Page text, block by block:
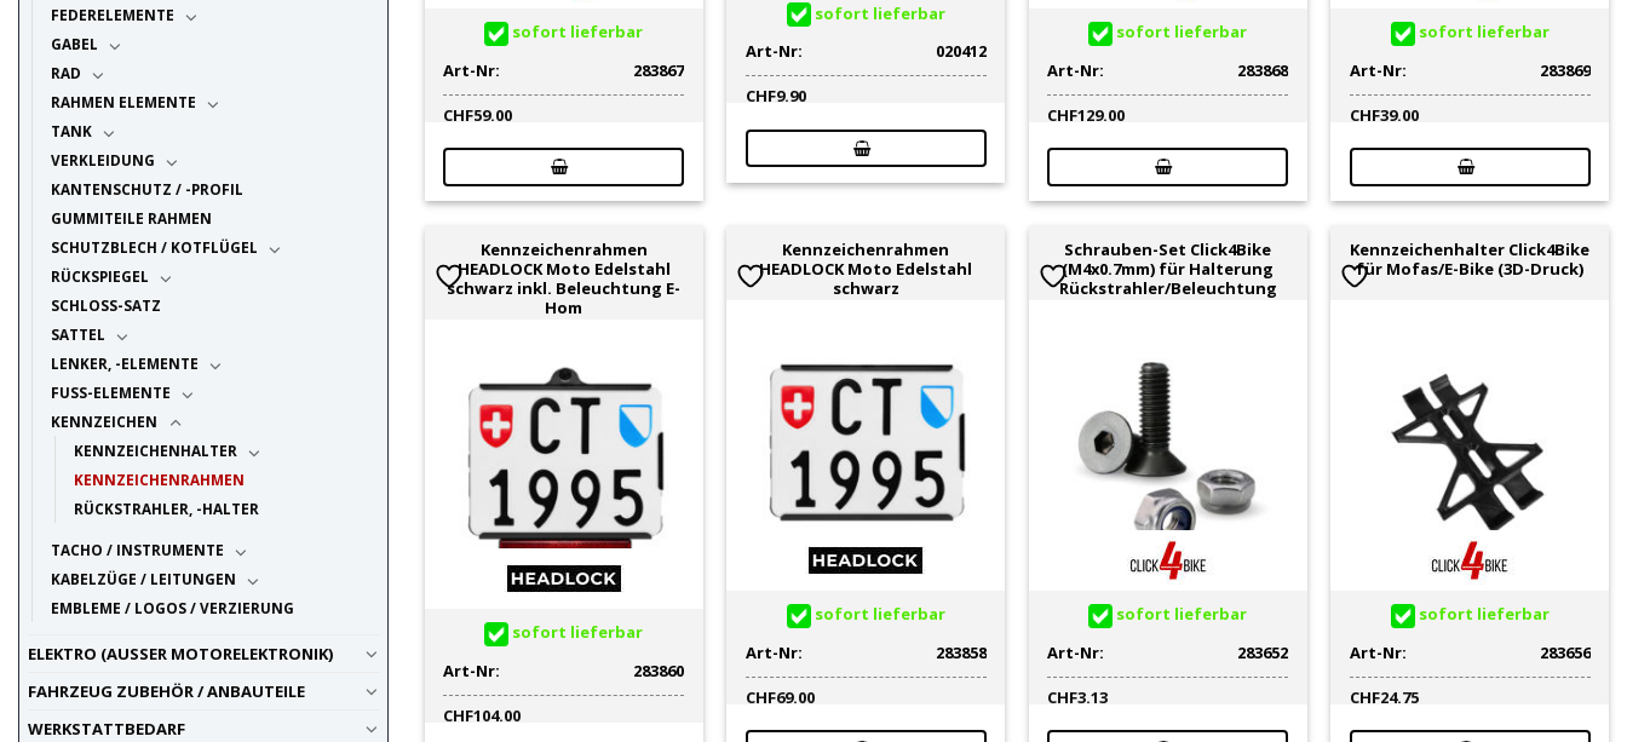
FEDERELEMENTE
GABEL
RAD
RAHMEN ELEMENTE
TANK
VERKLEIDUNG
KANTENSCHUTZ / -PROFIL
GUMMITEILE RAHMEN
SCHUTZBLECH / KOTFLÜGEL
RÜCKSPIEGEL
SCHLOSS-SATZ
SATTEL
LENKER, -ELEMENTE
FUSS-ELEMENTE
KENNZEICHEN
KENNZEICHENHALTER
KENNZEICHENRAHMEN
RÜCKSTRAHLER, -HALTER
TACHO / INSTRUMENTE
KABELZÜGE / LEITUNGEN
EMBLEME / LOGOS / VERZIERUNG
ELEKTRO (AUSSER MOTORELEKTRONIK)
FAHRZEUG ZUBEHÖR / ANBAUTEILE
WERKSTATTBEDARF
sofort lieferbar
Art-Nr:
283867
CHF59.00
sofort lieferbar
Art-Nr:
020412
CHF9.90
sofort lieferbar
Art-Nr:
283868
CHF129.00
sofort lieferbar
Art-Nr:
283869
CHF39.00
Kennzeichenrahmen
HEADLOCK Moto Edelstahl
schwarz inkl. Beleuchtung E-
Hom
sofort lieferbar
Art-Nr:
283860
CHF104.00
Kennzeichenrahmen
HEADLOCK Moto Edelstahl
schwarz
sofort lieferbar
Art-Nr:
283858
CHF69.00
Schrauben-Set Click4Bike
(M4x0.7mm) für Halterung
Rückstrahler/Beleuchtung
sofort lieferbar
Art-Nr:
283652
CHF3.13
Kennzeichenhalter Click4Bike
für Mofas/E-Bike (3D-Druck)
sofort lieferbar
Art-Nr:
283656
CHF24.75